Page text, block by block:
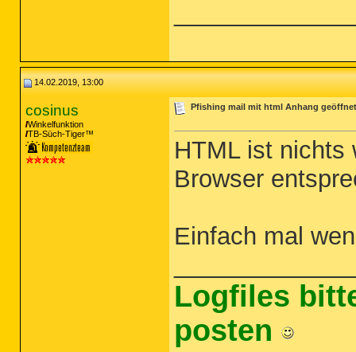
14.02.2019, 13:00
cosinus
Winkelfunktion
TB-Süch-Tiger™
Pfishing mail mit html Anhang geöffnet
HTML ist nichts
Browser
Einfach mal
Logfiles
posten